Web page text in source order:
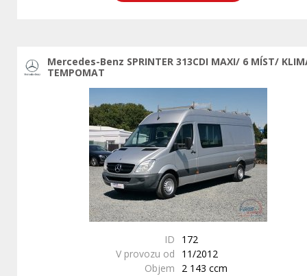
Mercedes-Benz SPRINTER 313CDI MAXI/ 6 MÍST/
TEMPOMAT
ID
172
V provozu od
11/2012
Objem
2 143 ccm